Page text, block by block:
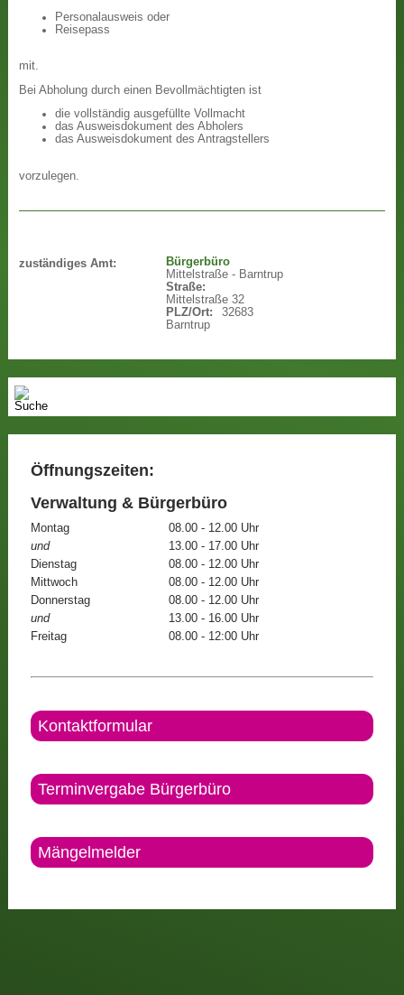
Personalausweis oder
Reisepass
mit.
Bei Abholung durch einen Bevollmächtigten ist
die vollständig ausgefüllte Vollmacht
das Ausweisdokument des Abholers
das Ausweisdokument des Antragstellers
vorzulegen.
zuständiges Amt:
Bürgerbüro
Mittelstraße - Barntrup
Straße:
Mittelstraße 32
PLZ/Ort:
32683
Barntrup
Öffnungszeiten:
Verwaltung & Bürgerbüro
Montag
08.00 - 12.00 Uhr
und
13.00 - 17.00 Uhr
Dienstag
08.00 - 12.00 Uhr
Mittwoch
08.00 - 12.00 Uhr
Donnerstag
08.00 - 12.00 Uhr
und
13.00 - 16.00 Uhr
Freitag
08.00 - 12:00 Uhr
Kontaktformular
Terminvergabe Bürgerbüro
Mängelmelder